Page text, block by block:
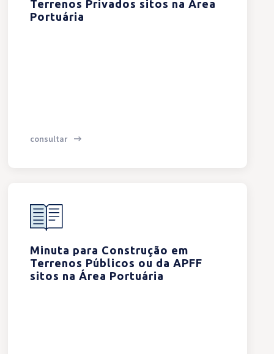
Terrenos Privados sitos na Área
Portuária
consultar
Minuta para Construção em
Terrenos Públicos ou da APFF
sitos na Área Portuária